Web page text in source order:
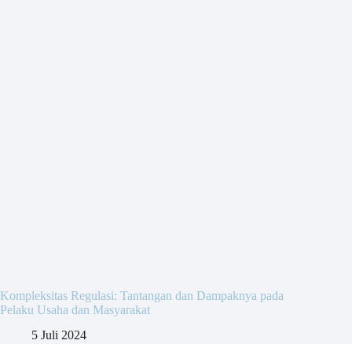
Kompleksitas Regulasi: Tantangan dan Dampaknya pada
Pelaku Usaha dan Masyarakat
5 Juli 2024